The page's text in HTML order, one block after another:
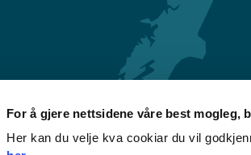
For å gjere nettsidene våre best
Her kan du velje kva cookiar du vil